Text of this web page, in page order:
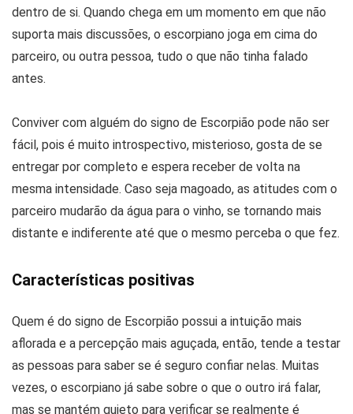
dentro de si. Quando chega em um momento em que não
suporta mais discussões, o escorpiano joga em cima do
parceiro, ou outra pessoa, tudo o que não tinha falado
antes.
Conviver com alguém do signo de Escorpião pode não ser
fácil, pois é muito introspectivo, misterioso, gosta de se
entregar por completo e espera receber de volta na
mesma intensidade. Caso seja magoado, as atitudes com o
parceiro mudarão da água para o vinho, se tornando mais
distante e indiferente até que o mesmo perceba o que fez.
Características positivas
Quem é do signo de Escorpião possui a intuição mais
aflorada e a percepção mais aguçada, então, tende a testar
as pessoas para saber se é seguro confiar nelas. Muitas
vezes, o escorpiano já sabe sobre o que o outro irá falar,
mas se mantém quieto para verificar se realmente é